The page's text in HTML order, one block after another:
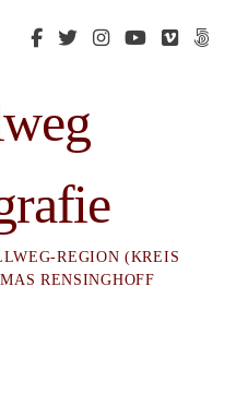
REGION (KREIS
RENSINGHOFF